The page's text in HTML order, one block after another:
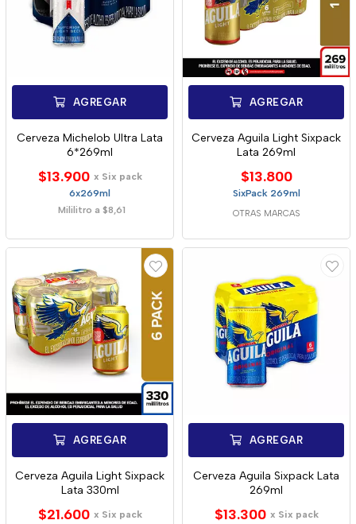
AGREGAR
Cerveza Michelob Ultra Lata
6*269ml
$13.900 x Six pack
6x269ml
Mililitro a $8,61
AGREGAR
Cerveza Aguila Light Sixpack
Lata 269ml
$13.800
SixPack 269ml
OTRAS MARCAS
AGREGAR
Cerveza Aguila Light Sixpack
Lata 330ml
$21.600 x Six pack
AGREGAR
Cerveza Aguila Sixpack Lata
269ml
$13.300 x Six pack